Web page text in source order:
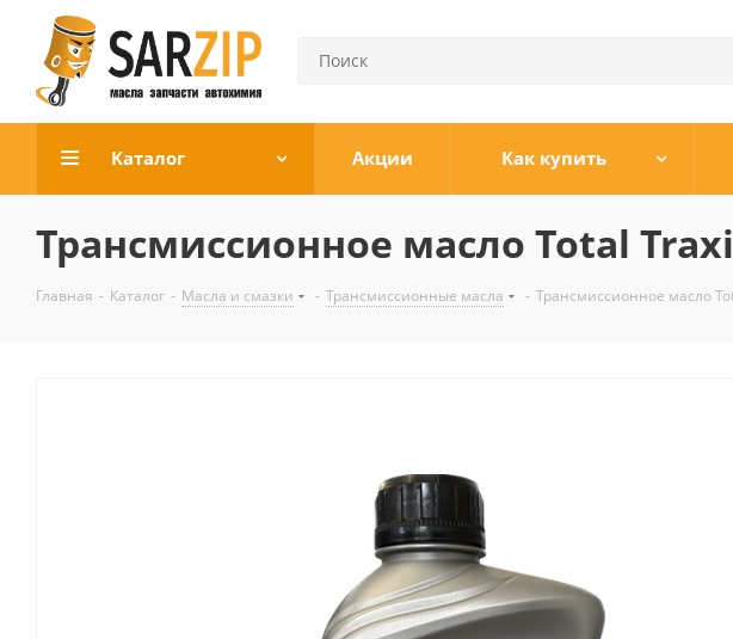
Каталог Акции Как купить
Трансмиссионное масло Total
Главная - Каталог - Масла и смазки - Трансмиссионные масла - Трансмиссионное масло